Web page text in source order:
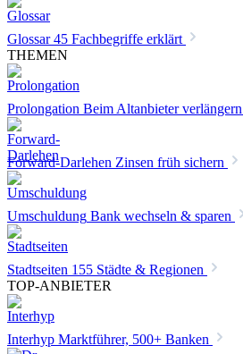
Glossar 45 Fachbegriffe erklärt
THEMEN
Prolongation Beim Altanbieter verlängern
Forward-Darlehen Zinsen früh sichern
Umschuldung Bank wechseln & sparen
Stadtseiten 155 Städte & Regionen
TOP-ANBIETER
Interhyp Marktführer, 500+ Banken